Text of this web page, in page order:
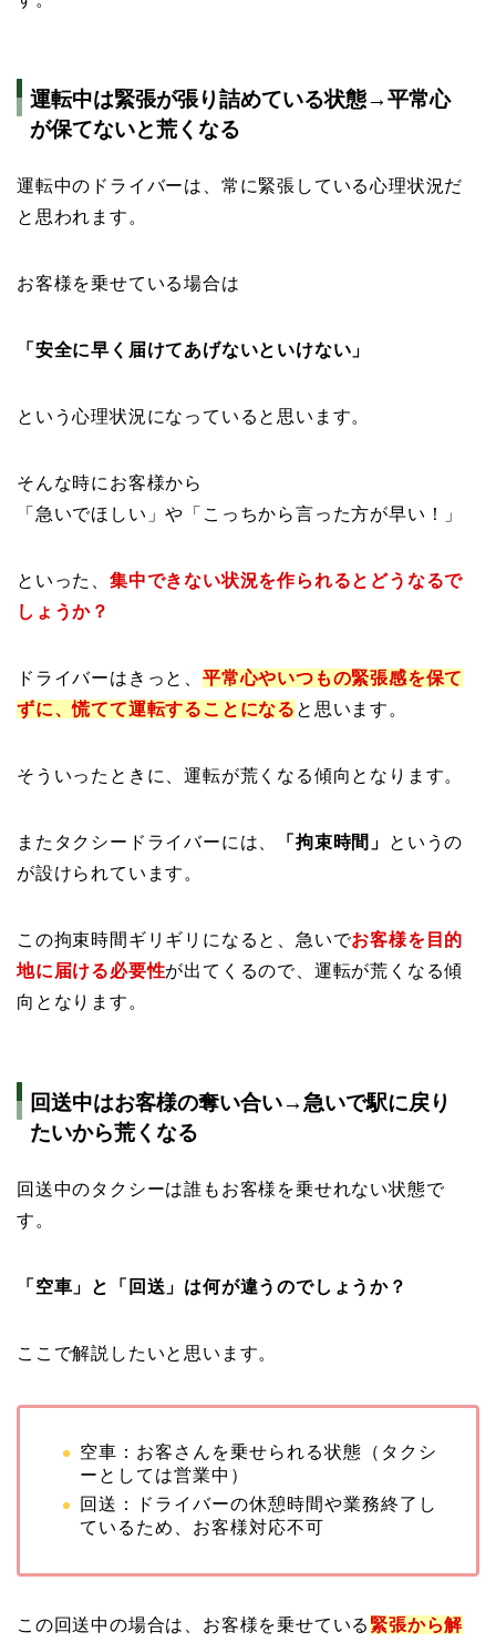
運転中は緊張が張り詰めている状態→平常心
が保てないと荒くなる
運転中のドライバーは、常に緊張している心理状況だ
と思われます。
お客様を乗せている場合は
「安全に早く届けてあげないといけない」
という心理状況になっていると思います。
そんな時にお客様から
「急いでほしい」や「こっちから言った方が早い！」
といった、 集中できない状況を作られるとどうなるで
しょうか？
ドライバーはきっと、 平常心やいつもの緊張感を保て
ずに、慌てて運転することになる と思います。
そういったときに、運転が荒くなる傾向となります。
またタクシードライバーには、 「拘束時間」
というの
が設けられています。
この拘束時間ギリギリになると、急いでお客様を目的
地に届ける必要性が出てくるので、運転が荒くなる傾
向となります。
回送中はお客様の奪い合い→急いで駅に戻り
たいから荒くなる
回送中のタクシーは誰もお客様を乗せれない状態で
す。
「空車」と「回送」は何が違うのでしょうか？
ここで解説したいと思います。
空車：お客さんを乗せられる状態（タクシ
ーとしては営業中）
回送：ドライバーの休憩時間や業務終了し
ているため、お客様対応不可
この回送中の場合は、お客様を乗せている 緊張から解